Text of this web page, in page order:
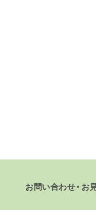
お問い合わせ・お